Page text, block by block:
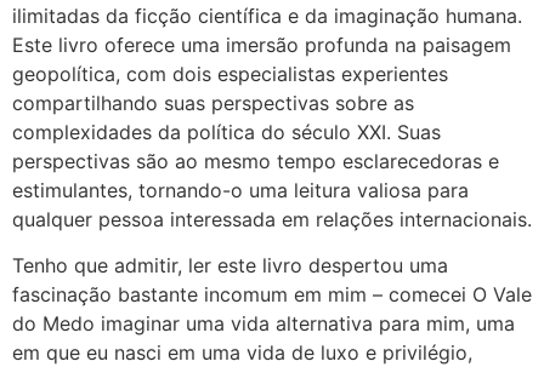
ilimitadas da ficção científica e da imaginação humana.
Este livro oferece uma imersão profunda na paisagem
geopolítica, com dois especialistas experientes
compartilhando suas perspectivas sobre as
complexidades da política do século XXI. Suas
perspectivas são ao mesmo tempo esclarecedoras e
estimulantes, tornando-o uma leitura valiosa para
qualquer pessoa interessada em relações internacionais.
Tenho que admitir, ler este livro despertou uma
fascinação bastante incomum em mim – comecei O Vale
do Medo imaginar uma vida alternativa para mim, uma
em que eu nasci em uma vida de luxo e privilégio,